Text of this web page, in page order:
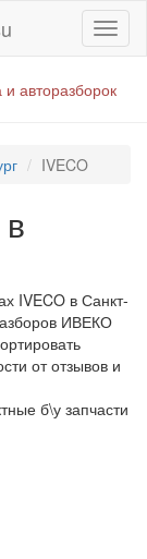
авторазборок
IVECO
IVECO в Санкт-
ИВЕКО
от отзывов и
б\у запчасти